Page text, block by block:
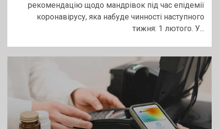
рекомендацію щодо мандрівок під час епідемії
коронавірусу, яка набуде чинності наступного
тижня: 1 лютого. У...